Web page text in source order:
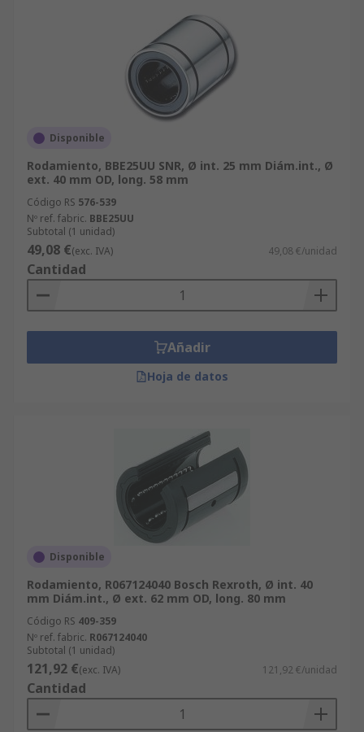
Disponible
Rodamiento, BBE25UU SNR, Ø int. 25 mm Diám.int., Ø
ext. 40 mm OD, long. 58 mm
Código RS 576-539
Nº ref. fabric. BBE25UU
Subtotal (1 unidad)
49,08 €(exc. IVA) 49,08 €/unidad
Cantidad
Añadir
Hoja de datos
Disponible
Rodamiento, R067124040 Bosch Rexroth, Ø int. 40
mm Diám.int., Ø ext. 62 mm OD, long. 80 mm
Código RS 409-359
Nº ref. fabric. R067124040
Subtotal (1 unidad)
121,92 €(exc. IVA) 121,92 €/unidad
Cantidad